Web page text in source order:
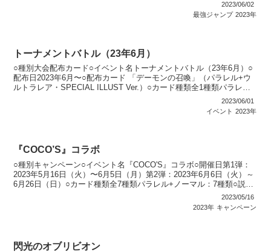
2023/06/02
最強ジャンプ 2023年
トーナメントバトル（23年6月）
○種別大会配布カード○イベント名トーナメントバトル（23年6月）○
配布日2023年6月〜○配布カード 「デーモンの召喚」（パラレル+ウ
ルトラレア・SPECIAL ILLUST Ver.）○カード種類全1種類パラレル
2023/06/01
イベント 2023年
『COCO’S』コラボ
○種別キャンペーン○イベント名『COCO'S』コラボ○開催日第1弾：
2023年5月16日（火）〜6月5日（月）第2弾：2023年6月6日（火）～
6月26日（日）○カード種類全7種類パラレル+ノーマル：7種類○説明
2023/05/16
2023年 キャンペーン
閃光のオブリビオン